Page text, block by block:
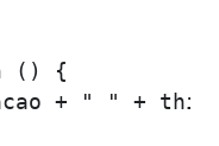
() {
+ " " +